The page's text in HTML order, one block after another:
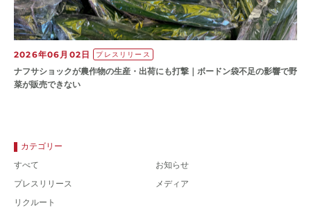
2026年06月02日 プレスリリース
ナフサショックが農作物の⽣産・出荷にも打撃｜ボードン袋不⾜の影響で野
菜が販売できない
カテゴリー
すべて
お知らせ
プレスリリース
メディア
リクルート